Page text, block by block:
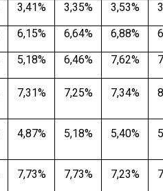
3,41% 3,35% 3,53%
6,15% 6,64% 6,88%
5,18% 6,46% 7,62%
7,31% 7,25% 7,34%
4,87% 5,18% 5,40%
7,73% 7,73% 7,23%